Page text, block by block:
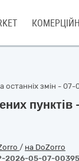
змін - 07-
/ на DoZorro
2026-05-07-